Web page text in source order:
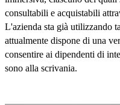
consultabili e acquistabili
L'azienda sta già utilizzando
attualmente dispone di una
consentire ai dipendenti di
sono alla scrivania.